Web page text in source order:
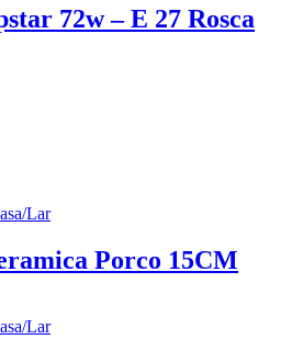
72w – E 27 Rosca
Lar
Porco 15CM
Lar